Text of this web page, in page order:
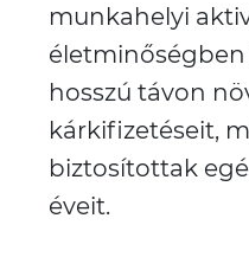
munkahelyi
hosszú távon
kárkifizetéseit,
biztosítottak
éveit.